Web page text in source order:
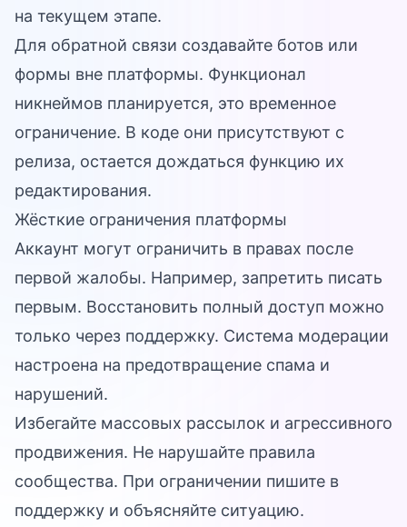
на текущем этапе.
Для обратной связи создавайте ботов или
формы вне платформы. Функционал
никнеймов планируется, это временное
ограничение. В коде они присутствуют с
релиза, остается дождаться функцию их
редактирования.
Жёсткие ограничения платформы
Аккаунт могут ограничить в правах после
первой жалобы. Например, запретить писать
первым. Восстановить полный доступ можно
только через поддержку. Система модерации
настроена на предотвращение спама и
нарушений.
Избегайте массовых рассылок и агрессивного
продвижения. Не нарушайте правила
сообщества. При ограничении пишите в
поддержку и объясняйте ситуацию.